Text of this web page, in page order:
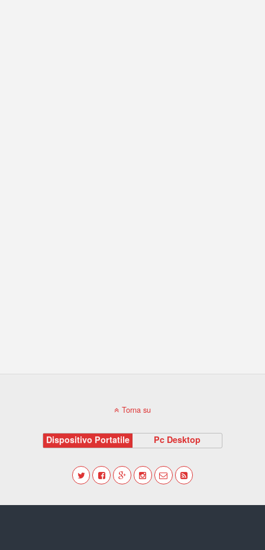
Torna su
Dispositivo Portatile Pc Desktop